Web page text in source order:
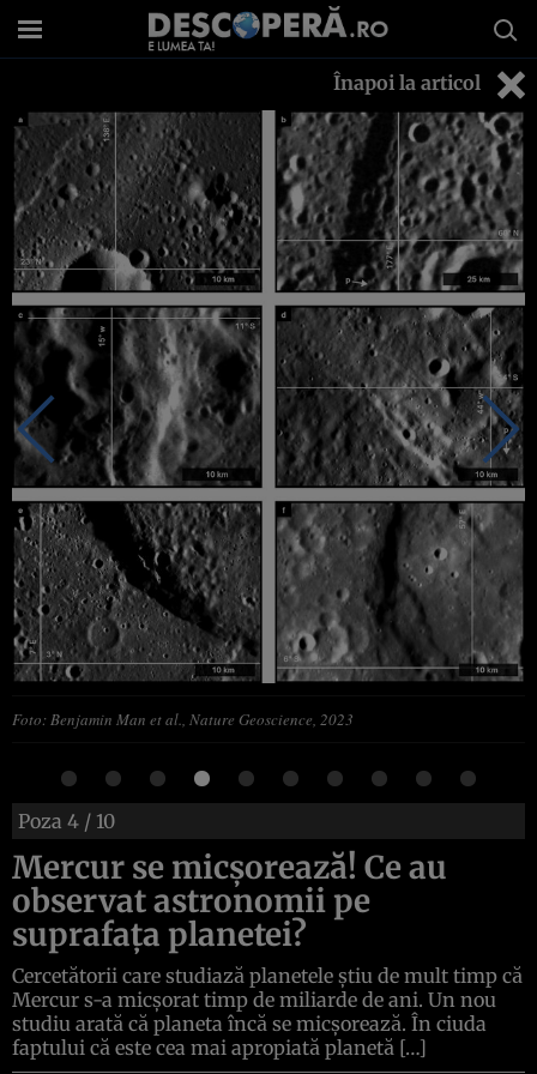
Înapoi la articol
Foto: Benjamin Man et al., Nature Geoscience, 2023
Poza 4 / 10
Mercur se micșorează! Ce au
observat astronomii pe
suprafața planetei?
Cercetătorii care studiază planetele știu de mult timp că
Mercur s-a micșorat timp de miliarde de ani. Un nou
studiu arată că planeta încă se micșorează. În ciuda
faptului că este cea mai apropiată planetă […]